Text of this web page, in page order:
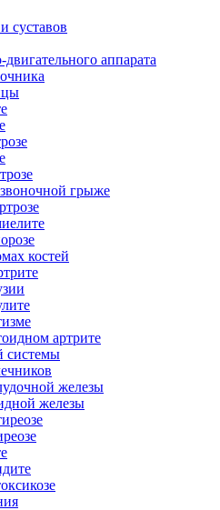
суставов
аппарата
грыже
костей
артрите
системы
железы
железы